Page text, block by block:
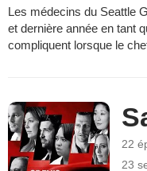
Les médecins du Seattle
et dernière année en tant
compliquent lorsque le
22
23